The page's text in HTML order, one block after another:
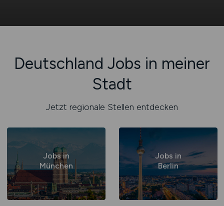
Deutschland Jobs in meiner
Stadt
Jetzt regionale Stellen entdecken
Jobs in
München
Jobs in
Berlin